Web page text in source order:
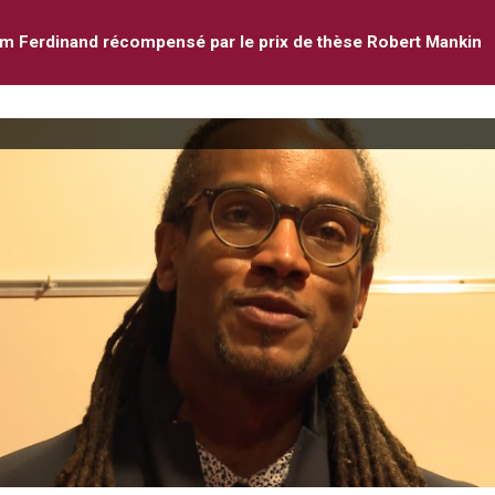
Ferdinand récompensé par le prix de thèse Robert Mankin